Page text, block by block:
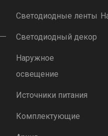
Светодиодные ленты
Светодиодный декор
Наружное
освещение
Источники питания
Комплектующие